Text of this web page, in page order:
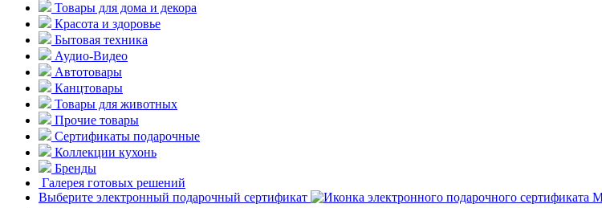
Товары для дома и декора
Красота и здоровье
Бытовая техника
Аудио-Видео
Автотовары
Канцтовары
Товары для животных
Прочие товары
Сертификаты подарочные
Коллекции кухонь
Бренды
Галерея готовых решений
Выберите электронный подарочный сертификат